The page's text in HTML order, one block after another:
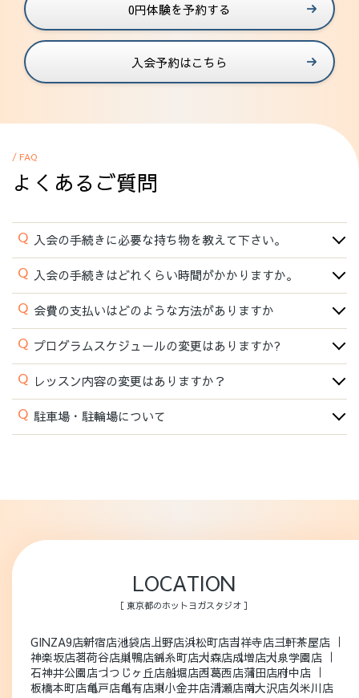
0円体験を予約する
入会予約はこちら
/ FAQ
よくあるご質問
Q 入会の手続きに必要な持ち物を教えて下さい。
Q 入会の手続きはどれくらい時間がかかりますか。
Q 会費の支払いはどのような方法がありますか
Q プログラムスケジュールの変更はありますか?
Q レッスン内容の変更はありますか？
Q 駐車場・駐輪場について
LOCATION
［ 東京都のホットヨガスタジオ ］
GINZA9店新宿店池袋店 上野店浜松町店吉祥寺店三軒茶屋店
神楽坂店茗荷谷店巣鴨店錦糸町店大森店成増店大泉学園店
石神井公園店つつじヶ丘店船堀店西葛西店蒲田店府中店
板橋本町店亀戸店亀有店東小金井店清瀬店南大沢店久米川店